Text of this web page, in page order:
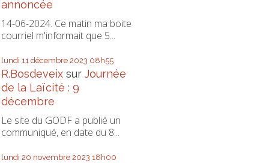
annoncée
14-06-2024. Ce matin ma boite
courriel m'informait que 5...
lundi 11 décembre 2023 08h55
R.Bosdeveix sur Journée
de la Laïcité : 9
décembre
Le site du GODF a publié un
communiqué, en date du 8...
lundi 20 novembre 2023 18h00